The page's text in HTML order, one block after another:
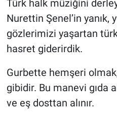
Türk halk müziğini
Nurettin Şenel’in yanık,
gözlerimizi yaşartan
hasret giderirdik.
Gurbette hemşeri
gibidir. Bu manevi gıda
ve eş dosttan alınır.